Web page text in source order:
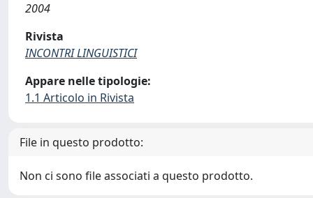
2004
Rivista
INCONTRI LINGUISTICI
Appare nelle tipologie:
1.1 Articolo in Rivista
File in questo prodotto:
Non ci sono file associati a questo prodotto.